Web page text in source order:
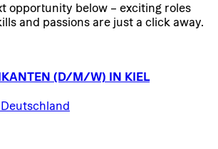
opportunity below – exciting roles
and passions are just a click away.
(D/​M/​W) IN KIEL